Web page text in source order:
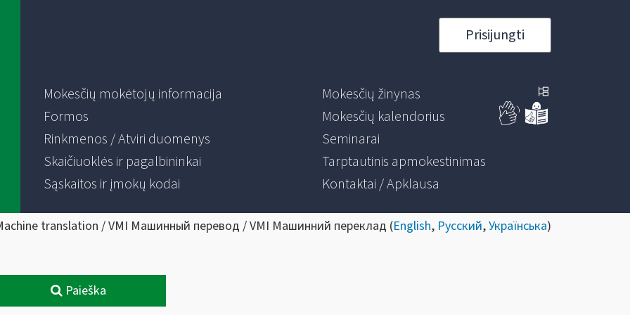
Prisijungti
Mokesčių mokėtojų informacija
Formos
Rinkmenos / Atviri duomenys
Skaičiuoklės ir pagalbininkai
Sąskaitos ir įmokų kodai
Mokesčių žinynas
Mokesčių kalendorius
Seminarai
Tarptautinis apmokestinimas
Kontaktai / Apklausa
translation / VMI Машинный перевод / VMI Машинний переклад (English, Русский,Українська)
Paieška